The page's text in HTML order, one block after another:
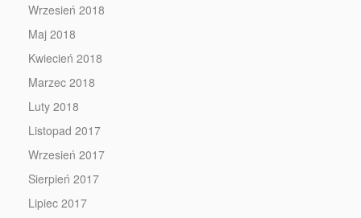
Wrzesień 2018
Maj 2018
Kwiecień 2018
Marzec 2018
Luty 2018
Listopad 2017
Wrzesień 2017
Sierpień 2017
Lipiec 2017